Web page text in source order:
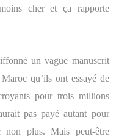
cher et ça rapporte
un vague manuscrit
qu’ils ont essayé de
pour trois millions
pas payé autant pour
non plus. Mais peut-être